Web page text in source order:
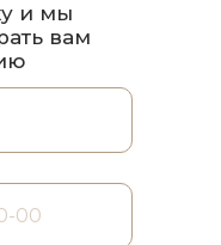
и мы
вам